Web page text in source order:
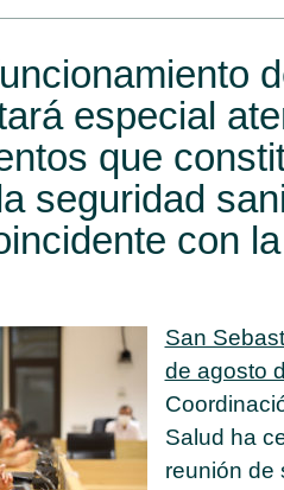
especial
que
seguridad
con
San
de agosto
Salud ha
reunión de